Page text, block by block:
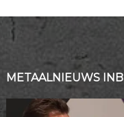
METAALNIEUWS